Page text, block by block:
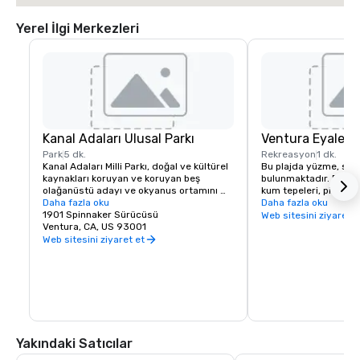
Yerel İlgi Merkezleri
Kanal Adaları Ulusal Parkı
Park5 dk.
Kanal Adaları Milli Parkı, doğal ve kültürel
kaynakları koruyan ve koruyan beş
olağanüstü adayı ve okyanus ortamını
kapsar. Binlerce yıllık izolasyon, Dünya'da
başka hiçbir yerde bulunmayan benzersiz
hayvanlar, bitkiler ve arkeolojik kaynaklar
yarattı ve ziyaretçilerin güney Kaliforniya
Daha fazla oku
1901 Spinnaker Sürücüsü
Ventura, CA, US 93001
Web sitesini ziyaret et
Ventura Eyalet
Rekreasyon1 dk.
Bu plajda yüzme,
bulunmaktadır.
kum tepeleri, piknik
snack bar ve plaj
dükkanı
Daha fazla oku
Web sitesini ziyaret
Yakındaki Satıcılar